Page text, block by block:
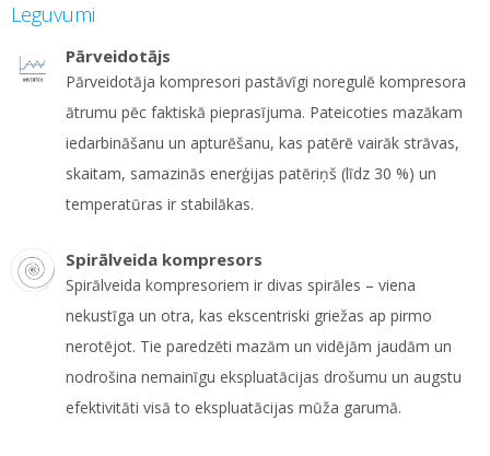
Leguvumi
Pārveidotājs
Pārveidotāja kompresori pastāvīgi noregulē kompresora
ātrumu pēc faktiskā pieprasījuma. Pateicoties mazākam
iedarbināšanu un apturēšanu, kas patērē vairāk strāvas,
skaitam, samazinās enerģijas patēriņš (līdz 30 %) un
temperatūras ir stabilākas.
Spirālveida kompresors
Spirālveida kompresoriem ir divas spirāles – viena
nekustīga un otra, kas ekscentriski griežas ap pirmo
nerotējot. Tie paredzēti mazām un vidējām jaudām un
nodrošina nemainīgu ekspluatācijas drošumu un augstu
efektivitāti visā to ekspluatācijas mūža garumā.